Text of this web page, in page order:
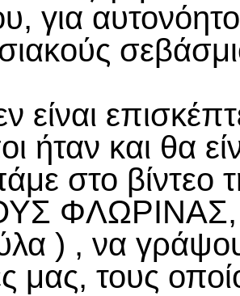
για
είναι
ήταν και θα
στο βίντεο
ΦΛΩΡΙΝΑΣ,
) , να
μας, τους